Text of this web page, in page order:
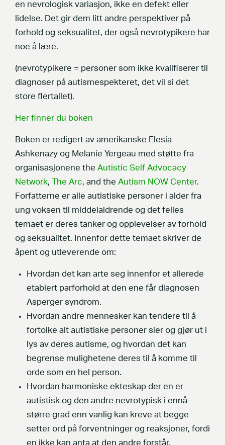
en nevrologisk variasjon, ikke en defekt eller
lidelse. Det gir dem litt andre perspektiver på
forhold og seksualitet, der også nevrotypikere har
noe å lære.
(nevrotypikere = personer som ikke kvalifiserer til
diagnoser på autismespekteret, det vil si det
store flertallet).
Her finner du boken
Boken er redigert av amerikanske Elesia
Ashkenazy og Melanie Yergeau med støtte fra
organisasjonene the Autistic Self Advocacy
Network, The Arc, and the Autism NOW Center.
Forfatterne er alle autistiske personer i alder fra
ung voksen til middelaldrende og det felles
temaet er deres tanker og opplevelser av forhold
og seksualitet. Innenfor dette temaet skriver de
åpent og utleverende om:
Hvordan det kan arte seg innenfor et allerede
etablert parforhold at den ene får diagnosen
Asperger syndrom.
Hvordan andre mennesker kan tendere til å
fortolke alt autistiske personer sier og gjør ut i
lys av deres autisme, og hvordan det kan
begrense mulighetene deres til å komme til
orde som en hel person.
Hvordan harmoniske ekteskap der en er
autistisk og den andre nevrotypisk i ennå
større grad enn vanlig kan kreve at begge
setter ord på forventninger og reaksjoner, fordi
en ikke kan anta at den andre forstår.